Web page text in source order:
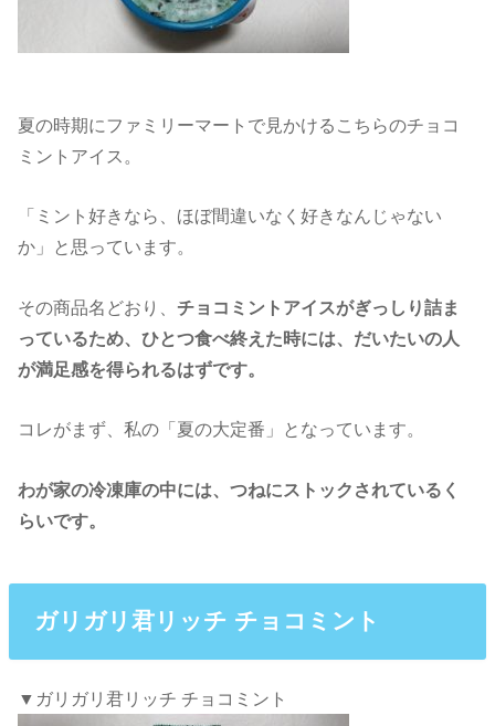
夏の時期にファミリーマートで見かけるこちらのチョコ
ミントアイス。
「ミント好きなら、ほぼ間違いなく好きなんじゃない
か」と思っています。
その商品名どおり、チョコミントアイスがぎっしり詰ま
っているため、ひとつ食べ終えた時には、だいたいの人
が満足感を得られるはずです。
コレがまず、私の「夏の大定番」となっています。
わが家の冷凍庫の中には、つねにストックされているく
らいです。
ガリガリ君リッチ チョコミント
▼ガリガリ君リッチ チョコミント